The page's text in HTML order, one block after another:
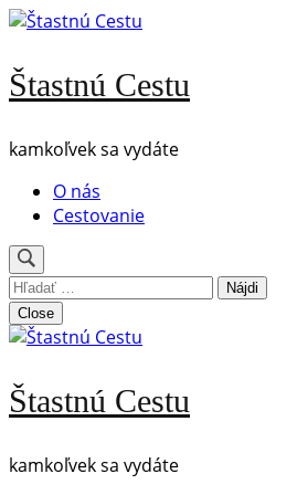
Skip
content
(Press
Štastnú Cestu
kamkoľvek sa vydáte
O nás
Cestovanie
Hľadať:
Close
Štastnú Cestu
kamkoľvek sa vydáte